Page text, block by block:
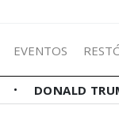
EVENTOS
DONALD